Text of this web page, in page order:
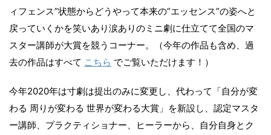
ィフェンス”状態からどうやって本来の“エッセンス”の姿へと
戻っていくかを笑いあり涙ありのミニ劇に仕立てて全国のマ
スター講師が大賞を競うコーナー。（今年の作品も含め、過
去の作品はすべて こちら でご覧いただけます！）
今年2020年は寸劇は提出のみに変更し、代わって「自分が変
わる 周りが変わる 世界が変わる大賞」を新設し、認定マスタ
ー講師、プラクティショナー、ヒーラーから、自分自身とク